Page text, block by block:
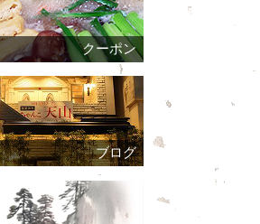
クーポン
ブログ